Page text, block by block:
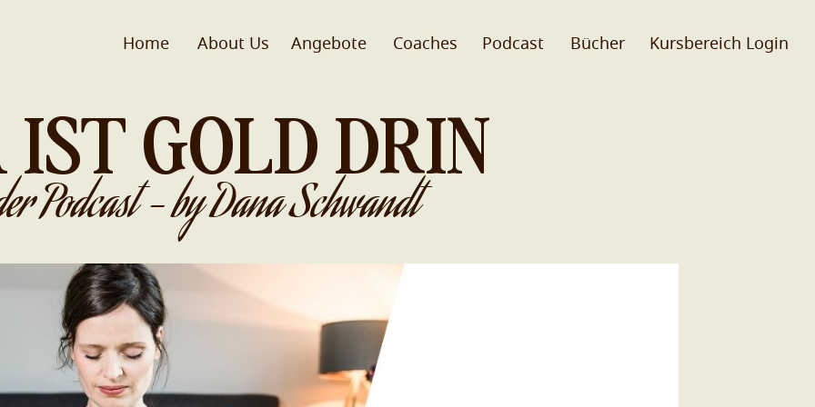
Home About Us Coaches
Angebote Podcast Bücher Kursbereich Login
IST GOLD DRIN
Podcast - by Dana Schwandt